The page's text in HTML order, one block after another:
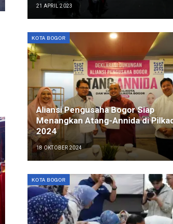
21 APRIL 2023
KOTA BOGOR
Aliansi Pengusaha Bogor Siap
Menangkan Atang-Annida di
2024
18 OKTOBER 2024
KOTA BOGOR